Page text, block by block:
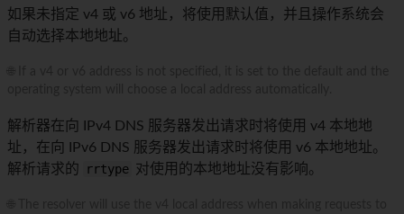
如果未指定 v4 或 v6 地址，将使用默认值，并且操作系统会
自动选择本地地址。
解析器在向 IPv4 DNS 服务器发出请求时将使用 v4 本地地
址，在向 IPv6 DNS 服务器发出请求时将使用 v6 本地地址。
解析请求的
rrtype 对使用的本地地址没有影响。